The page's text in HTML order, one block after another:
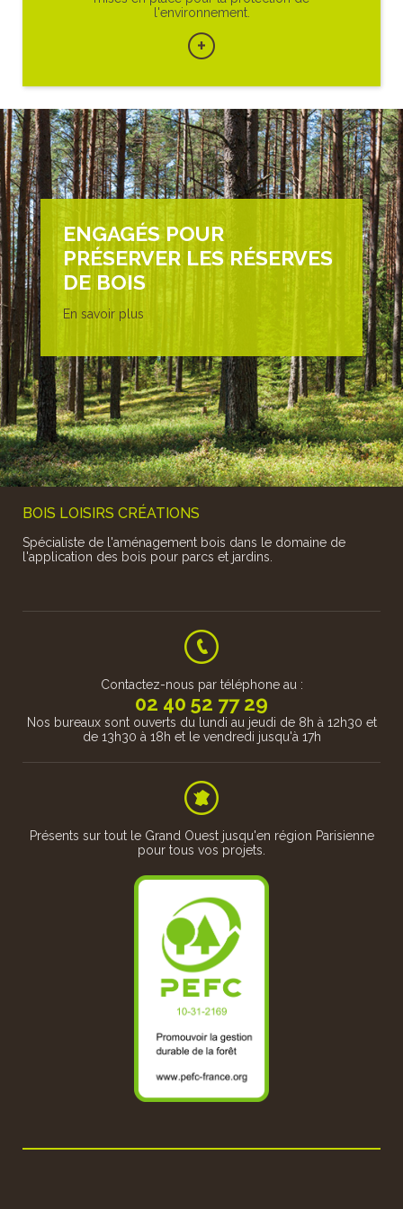
(Circuit
ou
l'environnement.
ENGAGÉS POUR
PRÉSERVER LES RÉSERVES
DE BOIS
En savoir plus
BOIS LOISIRS CRÉATIONS
Spécialiste de l'aménagement bois dans le domaine de
l'application des bois pour parcs et jardins.
Contactez-nous par téléphone au :
02 40 52 77 29
Nos bureaux sont ouverts du lundi au jeudi de 8h à 12h30 et
de 13h30 à 18h et le vendredi jusqu'à 17h
Présents sur tout le Grand Ouest jusqu'en région Parisienne
pour tous vos projets.